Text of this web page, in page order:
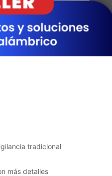
tradicional
más detalles